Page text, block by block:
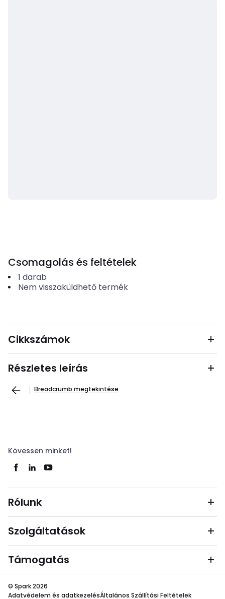
Csomagolás és feltételek
1 darab
Nem visszaküldhető termék
Cikkszámok
Részletes leírás
Breadcrumb megtekintése
Kövessen minket!
Rólunk
Szolgáltatások
Támogatás
© Spark 2026
Adatvédelem és adatkezelésÁltalános Szállítási Feltételek